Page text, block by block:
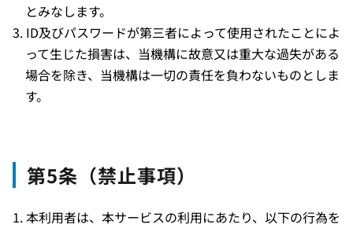
とみなします。
ID及びパスワードが第三者によって使用されたことによ
って生じた損害は、当機構に故意又は重大な過失がある
場合を除き、当機構は一切の責任を負わないものとしま
す。
第5条（禁止事項）
本利用者は、本サービスの利用にあたり、以下の行為を